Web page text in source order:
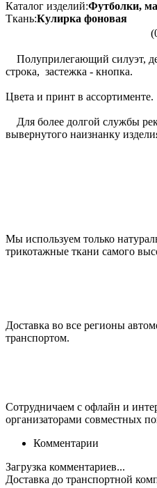
Каталог изделий:Футболки,
Ткань:Кулирка фоновая
Полуприлегающий силуэт,
строка, застежка - кнопка.
Цвета и принт в ассортименте.
Для более долгой службы
вывернутого наизнанку
Мы используем только
трикотажные ткани самого
Доставка во все регионы
транспортом.
Сотрудничаем с офлайн и
организаторами совместных
Комментарии
Загрузка комментариев...
Доставка до транспортной